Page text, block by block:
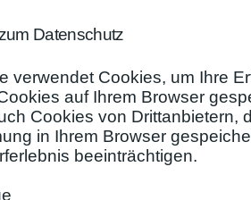
Datenschutz
verwendet Cookies, um Ihre
auf Ihrem Browser
Cookies von Drittanbietern,
in Ihrem Browser
beeinträchtigen.